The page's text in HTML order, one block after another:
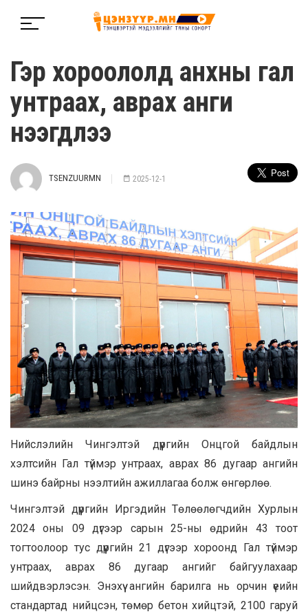
Гэр хороололд анхны гал
унтраах, аврах анги
нээгдлээ
TSENZUURMN 2025-12-1
Нийслэлийн Чингэлтэй дүүргийн Онцгой байдлын
хэлтсийн Гал түймэр унтраах, аврах 86 дугаар ангийн
шинэ байрны нээлтийн ажиллагаа болж өнгөрлөө.
Чингэлтэй дүүргийн Иргэдийн Төлөөлөгчдийн Хурлын
2024 оны 09 дүгээр сарын 25-ны өдрийн 43 тоот
тогтоолоор тус дүүргийн 21 дүгээр хороонд Гал түймэр
унтраах, аврах 86 дугаар ангийг байгуулахаар
шийдвэрлэсэн. Энэхүү ангийн барилга нь орчин үеийн
стандартад нийцсэн, төмөр бетон хийцтэй, 2100 гаруй